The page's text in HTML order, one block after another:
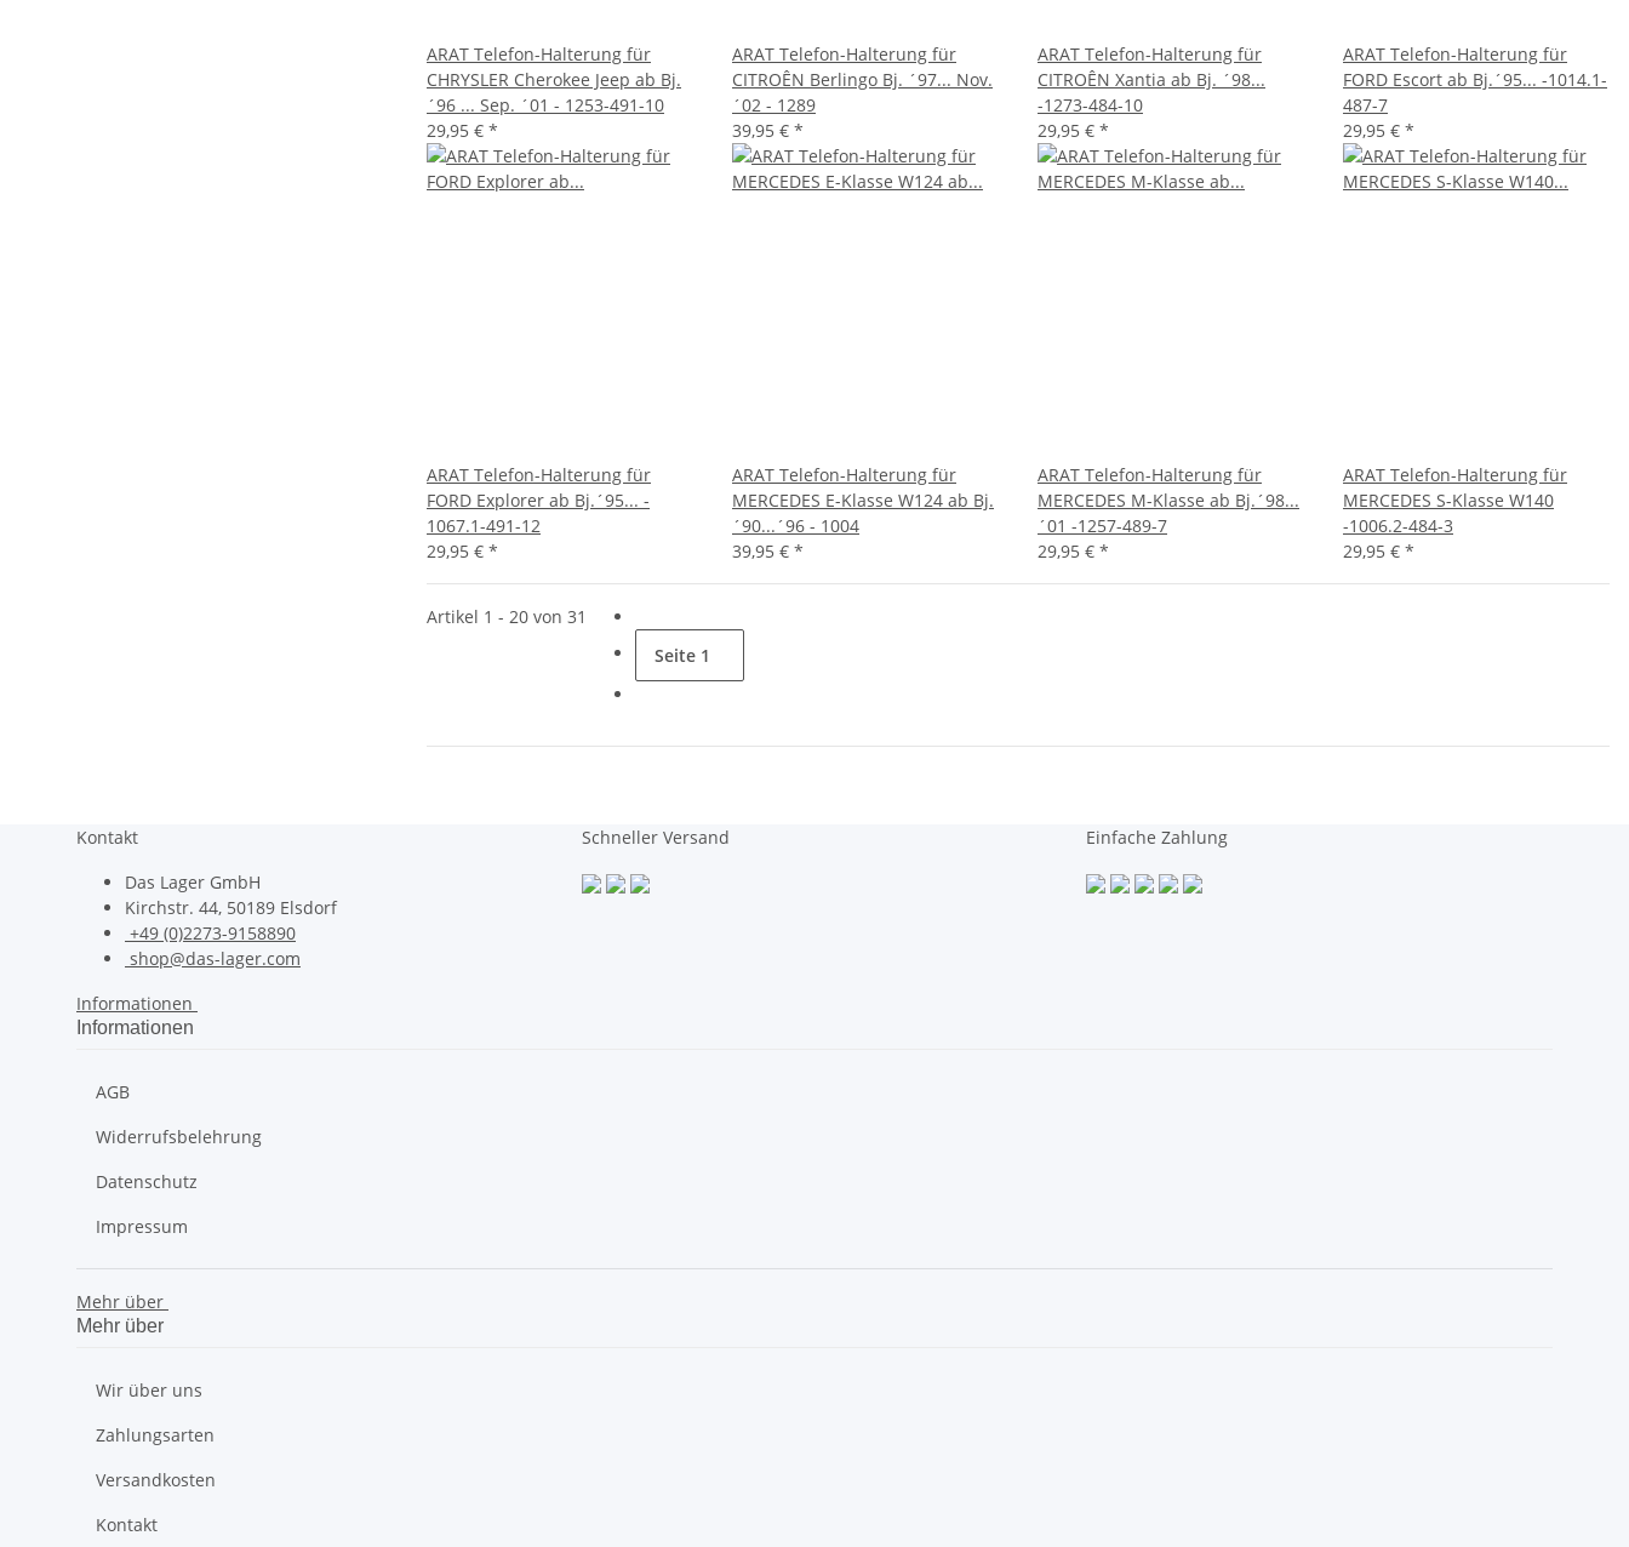
ARAT Telefon-Halterung für
CHRYSLER Cherokee Jeep ab Bj.
´96 ... Sep. ´01 - 1253-491-10
29,95 € *
ARAT Telefon-Halterung für
CITROÊN Berlingo Bj. ´97... Nov.
´02 - 1289
39,95 € *
ARAT Telefon-Halterung für
CITROÊN Xantia ab Bj. ´98...
-1273-484-10
29,95 € *
ARAT Telefon-Halterung für
FORD Escort ab Bj.´95... -1014.1-
487-7
29,95 € *
ARAT Telefon-Halterung für
FORD Explorer ab Bj.´95... -
1067.1-491-12
29,95 € *
ARAT Telefon-Halterung für
MERCEDES E-Klasse W124 ab Bj.
´90...´96 - 1004
39,95 € *
ARAT Telefon-Halterung für
MERCEDES M-Klasse ab Bj.´98...
´01 -1257-489-7
29,95 € *
ARAT Telefon-Halterung für
MERCEDES S-Klasse W140
-1006.2-484-3
29,95 € *
Artikel 1 - 20 von 31
Seite 1
Kontakt
Das Lager GmbH
Kirchstr. 44, 50189 Elsdorf
+49 (0)2273-9158890
shop@das-lager.com
Schneller Versand Einfache Zahlung
Informationen
Informationen
AGB
Widerrufsbelehrung
Datenschutz
Impressum
Mehr über
Mehr über
Wir über uns
Zahlungsarten
Versandkosten
Kontakt